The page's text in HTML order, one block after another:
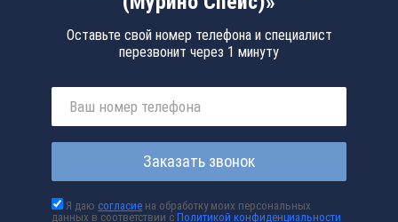
Оставьте свой номер телефона и специалист
перезвонит через 1 минуту
Заказать звонок
Я даюсогласие на обработку моих персональных
данных в соответствии сПолитикой конфиденциальности